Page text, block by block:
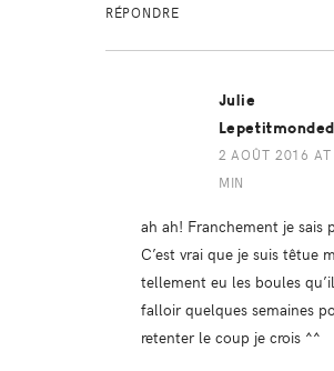
RÉPONDRE
Julie
2 AOÛT 2016
MIN
ah ah! Franchement je sais
C’est vrai que je suis têtue
tellement eu les boules
falloir quelques semaines
retenter le coup je crois ^^